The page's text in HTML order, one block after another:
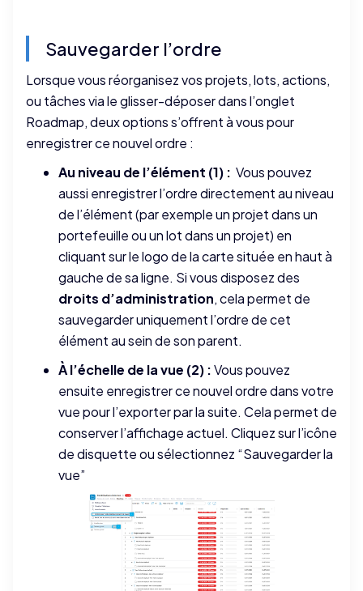
Sauvegarder l’ordre
Lorsque vous réorganisez vos projets, lots, actions,
ou tâches via le glisser-déposer dans l’onglet
Roadmap, deux options s’offrent à vous pour
enregistrer ce nouvel ordre :
Au niveau de l’élément (1) : Vous pouvez
aussi enregistrer l’ordre directement au niveau
de l’élément (par exemple un projet dans un
portefeuille ou un lot dans un projet) en
cliquant sur le logo de la carte située en haut à
gauche de sa ligne. Si vous disposez des
droits d’administration, cela permet de
sauvegarder uniquement l’ordre de cet
élément au sein de son parent.
À l’échelle de la vue (2) :Vous pouvez
ensuite enregistrer ce nouvel ordre dans votre
vue pour l’exporter par la suite. Cela permet de
conserver l’affichage actuel. Cliquez sur l’icône
de disquette ou sélectionnez “Sauvegarder la
vue”